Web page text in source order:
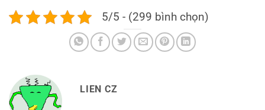
5/5 - (299 bình chọn)
LIEN CZ